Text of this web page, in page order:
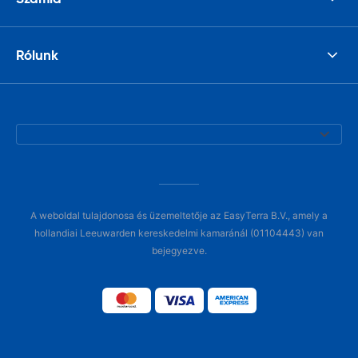
Rólunk
A weboldal tulajdonosa és üzemeltetője az EasyTerra B.V., amely a
hollandiai Leeuwarden kereskedelmi kamaránál (01104443) van
bejegyezve.